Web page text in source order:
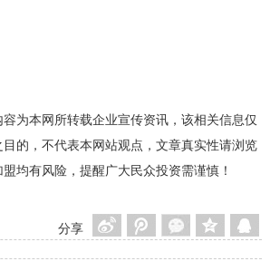
容为本网所转载企业宣传资讯，该相关信息仅
的，不代表本网站观点，文章真实性请浏览
均有风险，提醒广大民众投资需谨慎！
分享